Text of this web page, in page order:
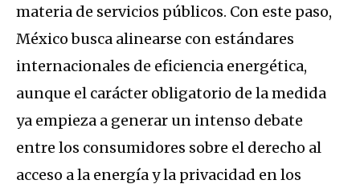
materia de servicios públicos. Con este paso,
México busca alinearse con estándares
internacionales de eficiencia energética,
aunque el carácter obligatorio de la medida
ya empieza a generar un intenso debate
entre los consumidores sobre el derecho al
acceso a la energía y la privacidad en los